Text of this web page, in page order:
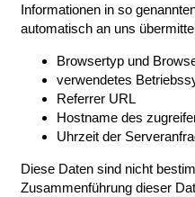
Informationen in so
automatisch an uns
Browsertyp und
verwendetes
Referrer URL
Hostname des
Uhrzeit der
Diese Daten sind nicht
Zusammenführung dieser